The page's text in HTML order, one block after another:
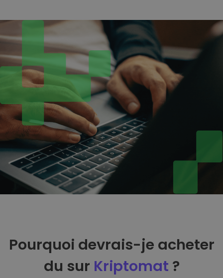
Pourquoi devrais-je acheter
du sur Kriptomat ?